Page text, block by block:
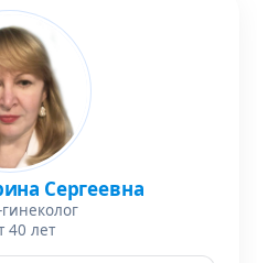
Сергеевна
40 лет